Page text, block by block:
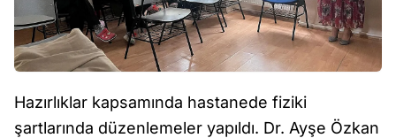
Hazırlıklar kapsamında hastanede fiziki
şartlarında düzenlemeler yapıldı. Dr. Ayşe Özkan